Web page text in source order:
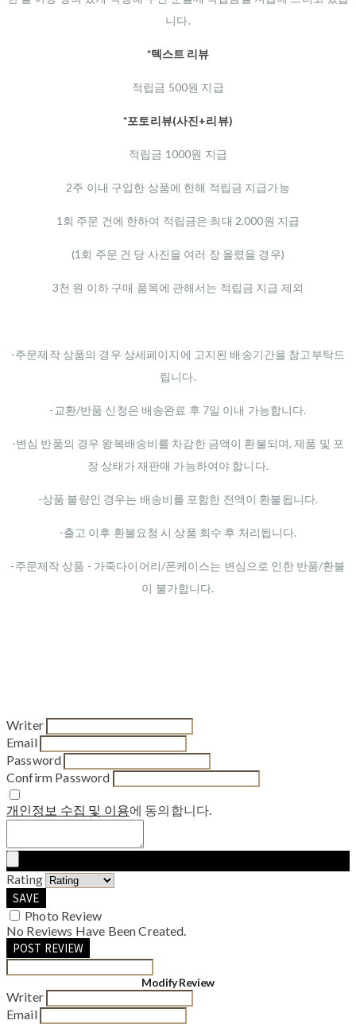
니다.
*텍스트 리뷰
적립금 500원 지급
*포토리뷰(사진+리뷰)
적립금 1000원 지급
2주 이내 구입한 상품에 한해 적립금 지급가능
1회 주문 건에 한하여 적립금은 최대 2,000원 지급
(1회 주문 건 당 사진을 여러 장 올렸을 경우)
3천 원 이하 구매 품목에 관해서는 적립금 지급 제외
-주문제작 상품의 경우 상세페이지에 고지된 배송기간을 참고부탁드
립니다.
-교환/반품 신청은 배송완료 후 7일 이내 가능합니다.
-변심 반품의 경우 왕복배송비를 차감한 금액이 환불되며, 제품 및 포
장 상태가 재판매 가능하여야 합니다.
-상품 불량인 경우는 배송비를 포함한 전액이 환불됩니다.
-출고 이후 환불요청 시 상품 회수 후 처리됩니다.
-주문제작 상품 - 가죽다이어리/폰케이스는 변심으로 인한 반품/환불
이 불가합니다.
Writer
Email
Password
Confirm Password
개인정보 수집 및 이용에 동의합니다.
Rating
SAVE
Photo Review
No Reviews Have Been Created.
POST REVIEW
Modify Review
Writer
Email